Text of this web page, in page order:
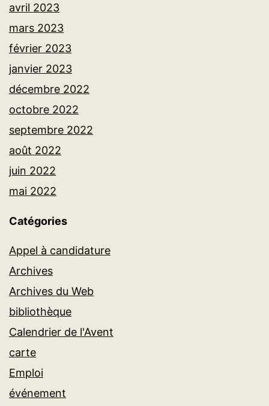
avril 2023
mars 2023
février 2023
janvier 2023
décembre 2022
octobre 2022
septembre 2022
août 2022
juin 2022
mai 2022
Catégories
Appel à candidature
Archives
Archives du Web
bibliothèque
Calendrier de l'Avent
carte
Emploi
événement